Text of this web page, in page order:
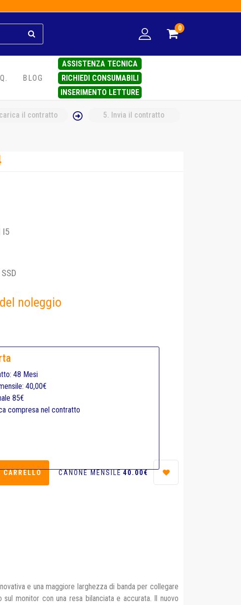
0
BLOG
ASSISTENZA TECNICA
RICHIEDI CONSUMABILI
INSERIMENTO LETTURE
il contratto 5. Invia il contratto
I5
noleggio
48 Mesi
40,00€
85€
compresa nel contratto
CANONE MENSILE 40.00€
e una maggiore larghezza di banda per collegare
monitor con una resa bilanciata e accurata. Il nuovo